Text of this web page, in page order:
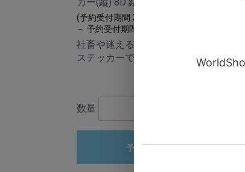
カー(縦) 8D 結婚
(予約受付期間 2023年12月22日 00:00
～ 予約受付期間 2024年1月5日 23:59)
社畜や迷える現代人にぴったりの
ステッカーです。
数量
予約受付終了